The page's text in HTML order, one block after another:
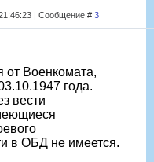
| Сообщение # 3
от Военкомата,
года.
вести
в ОБД не имеется.